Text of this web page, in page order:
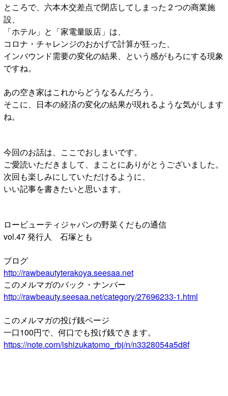
ところで、六本木交差点で閉店してしまった２つの商業施
設、
「ホテル」と「家電量販店」は、
コロナ・チャレンジのおかげで計算が狂った、
インバウンド需要の変化の結果、という感がもろにする現象
ですね。
あの空き家はこれからどうなるんだろう。
そこに、日本の経済の変化の結果が現れるような気がします
ね。
今回のお話は、ここでおしまいです。
ご愛読いただきまして、まことにありがとうございました。
次回も楽しみにしていただけるように、
いい記事を書きたいと思います。
ロービューティジャパンの野菜くだもの通信
vol.47 発行人 石塚とも
ブログ
http://rawbeautyterakoya.seesaa.net
このメルマガのバック・ナンバー
http://rawbeauty.seesaa.net/category/27696233-1.html
このメルマガの投げ銭ページ
一口100円で、何口でも投げ銭できます。
https://note.com/ishizukatomo_rbj/n/n3328054a5d8f